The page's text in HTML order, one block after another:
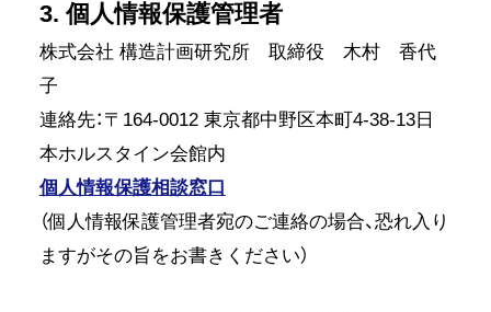
3. 個人情報保護管理者
株式会社 構造計画研究所 取締役 木村 香代
子
連絡先：〒164-0012 東京都中野区本町4-38-13日
本ホルスタイン会館内
個人情報保護相談窓口
（個人情報保護管理者宛のご連絡の場合、恐れ入り
ますがその旨をお書きください）